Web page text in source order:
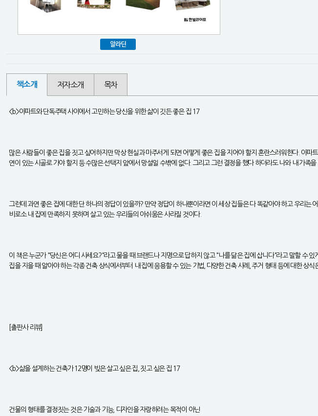
알라딘
책소개 저자소개 목차
<b>아파트와 단독주택 사이에서 고민하는 당신을 위한 삶이 깃든 좋은 집 17
많은 사람들이 좋은 집을 짓고 싶어하지만 막상 현실과 마주서게 되면 어떻게 좋은 집을 지어야 할지 혼란스러워한다. 아
연이 있는 시골로 가야 할지 등 수많은 선택지 앞에서 망설일 수밖에 없다. 그리고 그런 결정을 했다 하더라도 나와 내 가족
그런데 과연 좋은 집에 대한 단 하나의 정답이 있을까? 만약 정답이 하나뿐이라면 이 세상 집들은 다 똑같아야 하고 우리
비로소 내 집에 만족하지 못하며 살고 있는 우리들의 아쉬움은 사라질 것이다.
이 책은 누군가 "당신은 어디 사세요?"라고 물을 때 브랜드나 지명으로 답하지 않고 "나를 닮은 집에 삽니다"라고 말할 수
집을 지을 때 알아야 하는 각종 건축 상식에서부터 내 집에 응용할 수 있는 기법, 다양한 건축 사례, 주거 형태 등에 대한 상식
[출판사 리뷰]
<b>삶을 설계하는 건축가 12명이 빚은 살고 싶은 집, 짓고 싶은 집 17
건물의 형태를 결정짓는 것은 기술과 기능, 디자인을 자랑하려는 목적이 아닌